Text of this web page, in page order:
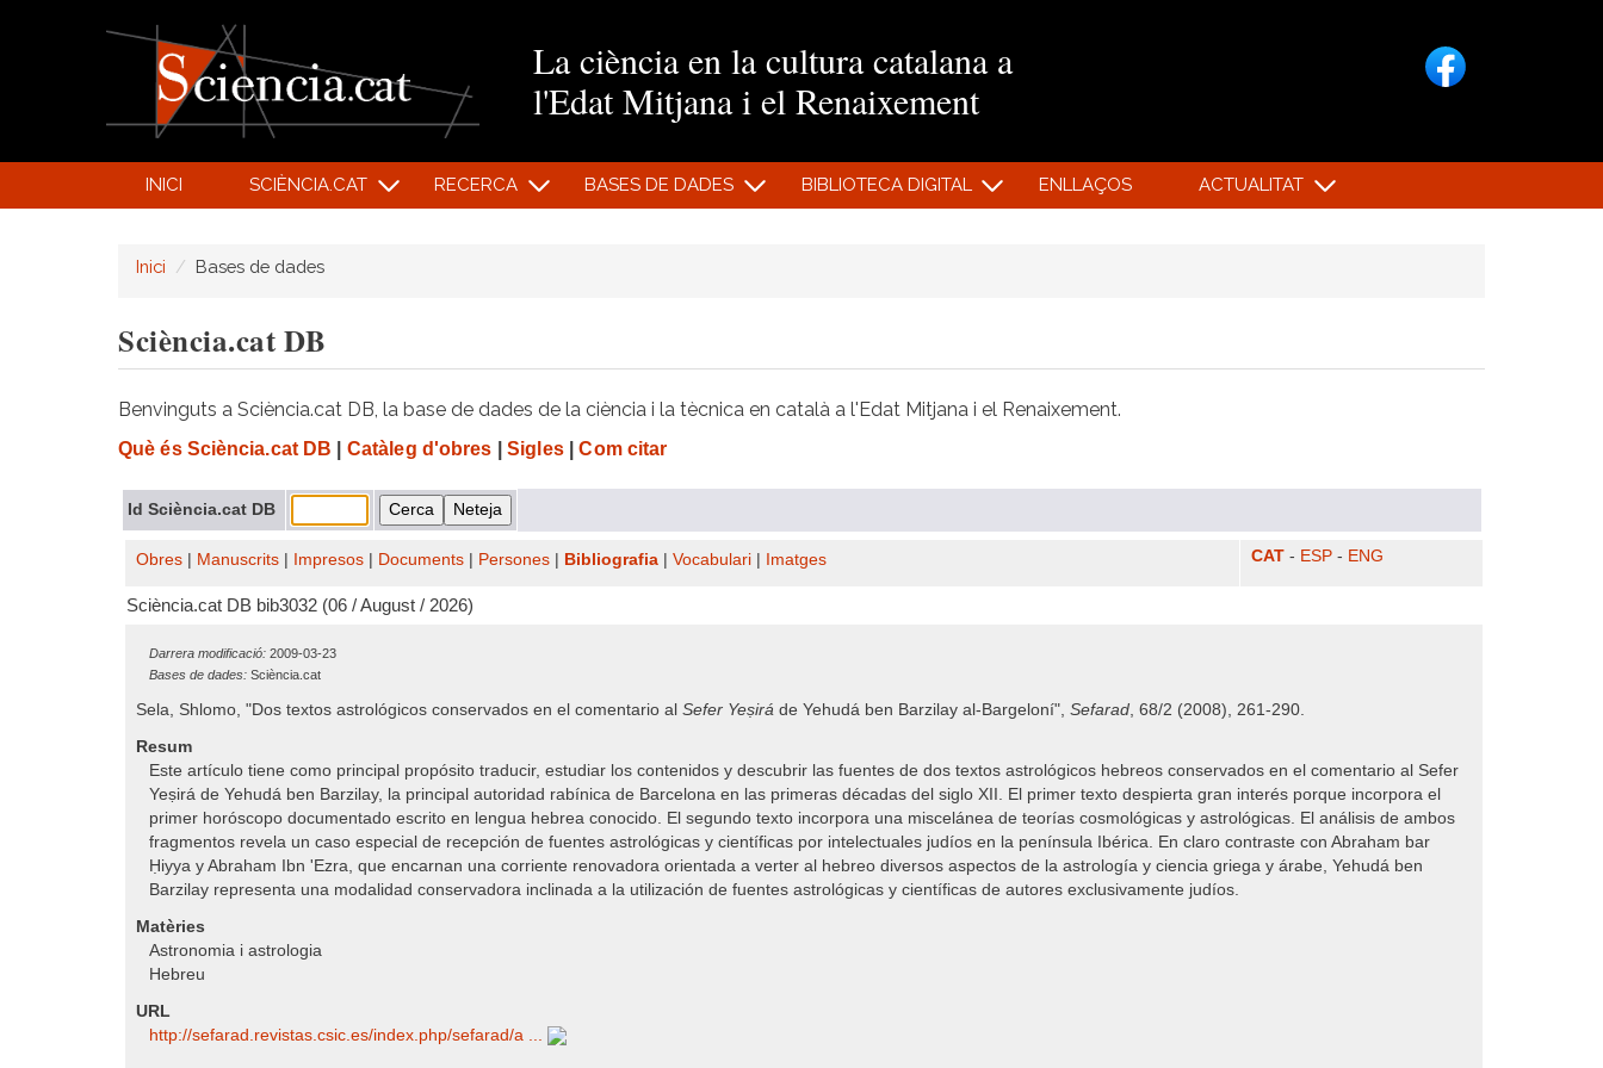
La ciència en la cultura catalana a
l'Edat Mitjana i el Renaixement
INICI SCIÈNCIA.CAT RECERCA BASES DE DADES BIBLIOTECA DIGITAL ENLLAÇOS ACTUALITAT
Inici Bases de dades
Sciència.cat DB
Benvinguts a Sciència.cat DB, la base de dades de la ciència i la tècnica en català a l'Edat Mitjana i el Renaixement.
Què és Sciència.cat DB Catàleg d'obres Sigles| Com citar
Id Sciència.cat DB
Obres Manuscrits Impresos Documents Persones Bibliografia Vocabulari Imatges CAT - ESP - ENG
Sciència.cat DB bib3032 (06 / August / 2026)
Darrera modificació: 2009-03-23
Bases de dades: Sciència.cat
Sela, Shlomo, "Dos textos astrológicos conservados en el comentario al Sefer Yeṣirá de Yehudá ben Barzilay al-Bargeloní", Sefarad, 68/2 (2008), 261-290.
Resum
Este artículo tiene como principal propósito traducir, estudiar los contenidos y descubrir las fuentes de dos textos astrológicos hebreos conservados en el comentario al Sefer
Yeṣirá de Yehudá ben Barzilay, la principal autoridad rabínica de Barcelona en las primeras décadas del siglo XII. El primer texto despierta gran interés porque incorpora el
primer horóscopo documentado escrito en lengua hebrea conocido. El segundo texto incorpora una miscelánea de teorías cosmológicas y astrológicas. El análisis de ambos
fragmentos revela un caso especial de recepción de fuentes astrológicas y científicas por intelectuales judíos en la península Ibérica. En claro contraste con Abraham bar
Ḥiyya y Abraham Ibn 'Ezra, que encarnan una corriente renovadora orientada a verter al hebreo diversos aspectos de la astrología y ciencia griega y árabe, Yehudá ben
Barzilay representa una modalidad conservadora inclinada a la utilización de fuentes astrológicas y científicas de autores exclusivamente judíos.
Matèries
Astronomia i astrologia
Hebreu
URL
http:/​/​sefarad.revistas.csic.es/​index.php/​sefarad/​a ...